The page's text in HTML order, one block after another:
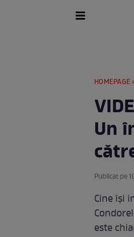
HOMEPAGE
Un
Publicat pe
Cine îşi
este